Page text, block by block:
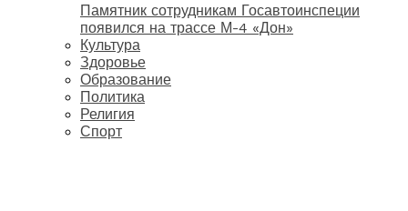
Памятник сотрудникам Госавтоинспеции
появился на трассе М-4 «Дон»
Культура
Здоровье
Образование
Политика
Религия
Спорт